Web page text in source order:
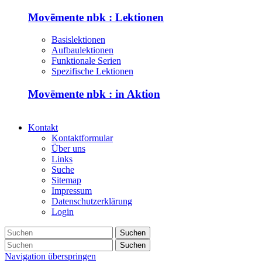
Movēmente nbk : Lektionen
Basislektionen
Aufbaulektionen
Funktionale Serien
Spezifische Lektionen
Movēmente nbk : in Aktion
Kontakt
Kontaktformular
Über uns
Links
Suche
Sitemap
Impressum
Datenschutzerklärung
Login
Suchen
Suchen
Navigation überspringen